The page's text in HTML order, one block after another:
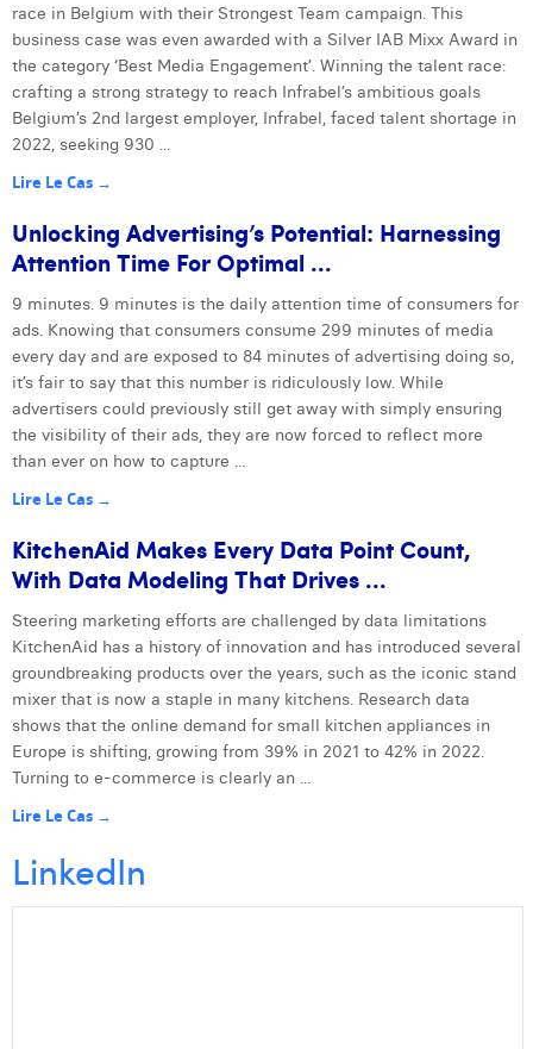
race in Belgium with their Strongest Team campaign. This
business case was even awarded with a Silver IAB Mixx Award in
the category ‘Best Media Engagement’. Winning the talent race:
crafting a strong strategy to reach Infrabel’s ambitious goals
Belgium’s 2nd largest employer, Infrabel, faced talent shortage in
2022, seeking 930 ...
Lire Le Cas →
Unlocking Advertising’s Potential: Harnessing
Attention Time For Optimal ...
9 minutes. 9 minutes is the daily attention time of consumers for
ads. Knowing that consumers consume 299 minutes of media
every day and are exposed to 84 minutes of advertising doing so,
it’s fair to say that this number is ridiculously low. While
advertisers could previously still get away with simply ensuring
the visibility of their ads, they are now forced to reflect more
than ever on how to capture ...
Lire Le Cas →
KitchenAid Makes Every Data Point Count,
With Data Modeling That Drives ...
Steering marketing efforts are challenged by data limitations
KitchenAid has a history of innovation and has introduced several
groundbreaking products over the years, such as the iconic stand
mixer that is now a staple in many kitchens. Research data
shows that the online demand for small kitchen appliances in
Europe is shifting, growing from 39% in 2021 to 42% in 2022.
Turning to e-commerce is clearly an ...
Lire Le Cas →
LinkedIn